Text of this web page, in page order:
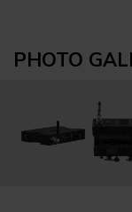
PHOTO